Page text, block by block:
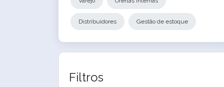
Distribuidores Gestão de estoque
Filtros